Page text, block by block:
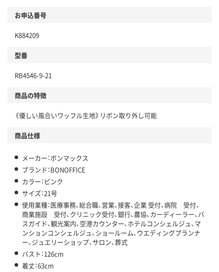
お申込番号
K884209
型番
RB4546-9-21
商品の特徴
《優しい風合いワッフル生地》リボン取り外し可能
商品仕様
メーカー：ボンマックス
ブランド：BONOFFICE
カラー：ピンク
サイズ：21号
使用業種：医療事務、総合職、営業、接客、企業 受付、病院 受付、
商業施設 受付、クリニック受付、銀行、農協、カーディーラー、バ
スガイド、観光案内、空港カウンター、ホテルコンシェルジュ、マ
ンションコンシェルジュ、ショールーム、ウエディングプランナ
ー、ジュエリーショップ、サロン、葬式
バスト：126cm
着丈：63cm